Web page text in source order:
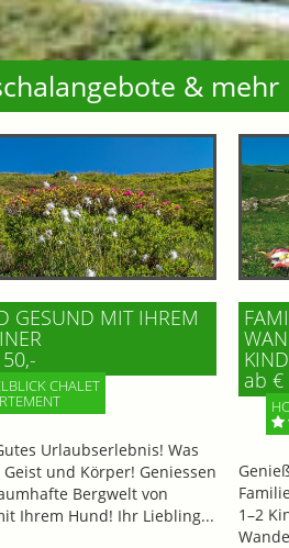
& mehr
GESUND MIT IHREM
CHALET
Urlaubserlebnis! Was
und Körper! Geniessen
Bergwelt von
Ihrem Hund! Ihr Liebling...
IND
ab €
1–2